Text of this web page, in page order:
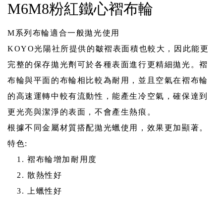
M6M8粉紅鐵心褶布輪
M系列布輪適合一般拋光使用
KOYO光陽社所提供的皺褶表面積也較大，因此能更
完整的保存拋光劑可於各種表面進行更精細拋光。褶
布輪與平面的布輪相比較為耐用，並且空氣在褶布輪
的高速運轉中較有流動性，能產生冷空氣，確保達到
更光亮與潔淨的表面，不會產生熱痕。
根據不同金屬材質搭配拋光蠟使用，效果更加顯著。
特色:
褶布輪增加耐用度
散熱性好
上蠟性好